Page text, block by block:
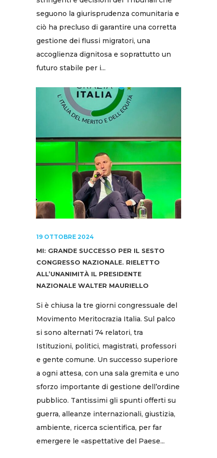
seguono la giurisprudenza comunitaria e
ciò ha precluso di garantire una corretta
gestione dei flussi migratori, una
accoglienza dignitosa e soprattutto un
futuro stabile per i...
19 OTTOBRE 2024
MI: GRANDE SUCCESSO PER IL SESTO
CONGRESSO NAZIONALE. RIELETTO
ALL’UNANIMITÀ IL PRESIDENTE
NAZIONALE WALTER MAURIELLO
Si è chiusa la tre giorni congressuale del
Movimento Meritocrazia Italia. Sul palco
si sono alternati 74 relatori, tra
Istituzioni, politici, magistrati, professori
e gente comune. Un successo superiore
a ogni attesa, con una sala gremita e uno
sforzo importante di gestione dell’ordine
pubblico. Tantissimi gli spunti offerti su
guerra, alleanze internazionali, giustizia,
ambiente, ricerca scientifica, per far
emergere le «aspettative del Paese...